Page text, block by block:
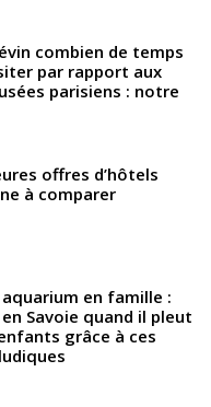
combien de temps
par rapport aux
parisiens : notre
offres d’hôtels
à comparer
en famille :
Savoie quand il pleut
grâce à ces